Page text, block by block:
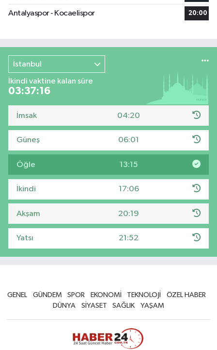
Antalyaspor - Kocaelispor 20:00
İstanbul
İkindi vaktine kalan süre
03:37:15
İmsak 04:20
Güneş 06:01
Öğle 13:15
İkindi 17:06
Akşam 20:19
Yatsı 21:52
GENEL GÜNDEM SPOR EKONOMİ TEKNOLOJİ
ÖZEL HABER
DÜNYA
SİYASET SAĞLIK YAŞAM